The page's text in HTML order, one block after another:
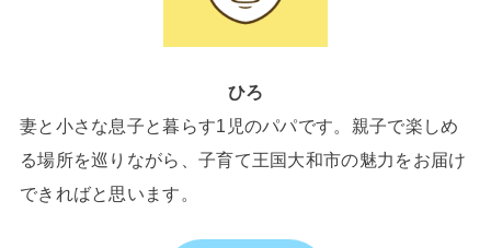
ひろ
妻と小さな息子と暮らす1児のパパです。親子で楽しめ
る場所を巡りながら、子育て王国大和市の魅力をお届け
できればと思います。